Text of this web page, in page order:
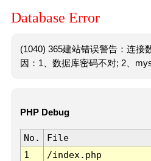
Database Error
(1040) 365建站错误警告：连接
因：1、数据库密码不对; 2、
PHP Debug
No. File
1
/index.php